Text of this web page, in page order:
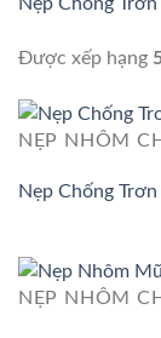
Được xếp hạng
NẸP NHÔM
Nẹp Chống
NẸP NHÔM